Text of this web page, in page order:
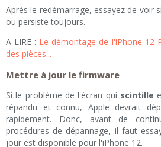
Après le redémarrage, essayez de voir
ou persiste toujours.
A LIRE : Le démontage de l'iPhone 12
des pièces...
Mettre à jour le firmware
Si le problème de l'écran qui scintille
répandu et connu, Apple devrait
rapidement. Donc, avant de
procédures de dépannage, il faut
jour est disponible pour l'iPhone 12.